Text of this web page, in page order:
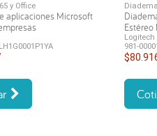
y Office
aplicaciones Microsoft
Estéreo
Logitech
981-